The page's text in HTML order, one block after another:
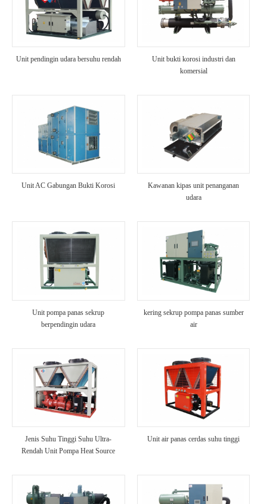
Unit pendingin udara bersuhu rendah
Unit bukti korosi industri dan
komersial
Unit AC Gabungan Bukti Korosi
Kawanan kipas unit penanganan
udara
Unit pompa panas sekrup
berpendingin udara
kering sekrup pompa panas sumber
air
Jenis Suhu Tinggi Suhu Ultra-
Rendah Unit Pompa Heat Source
Unit air panas cerdas suhu tinggi